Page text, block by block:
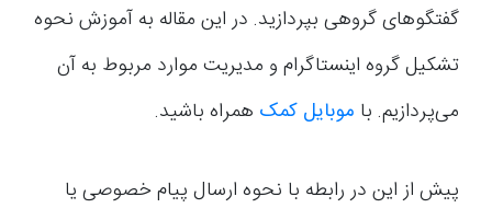
گفتگوهای گروهی بپردازید. در این مقاله به آموزش نحوه
تشکیل گروه اینستاگرام و مدیریت موارد مربوط به آن
می‌پردازیم. با موبایل کمک همراه باشید.
پیش از این در رابطه با نحوه ارسال پیام خصوصی یا